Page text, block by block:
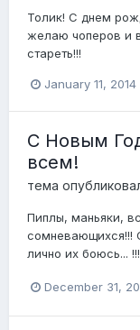
Толик! С днем
желаю чоперов и
стареть!!!
January 11, 2014
С Новым
всем!
тема
Пиплы, маньяки,
сомневающихся!!!
лично их боюсь...
December 31,